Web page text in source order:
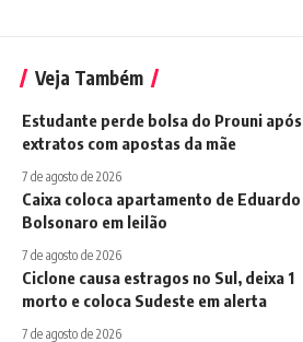
Veja Também
Estudante perde bolsa do Prouni após
extratos com apostas da mãe
7 de agosto de 2026
Caixa coloca apartamento de Eduardo
Bolsonaro em leilão
7 de agosto de 2026
Ciclone causa estragos no Sul, deixa 1
morto e coloca Sudeste em alerta
7 de agosto de 2026